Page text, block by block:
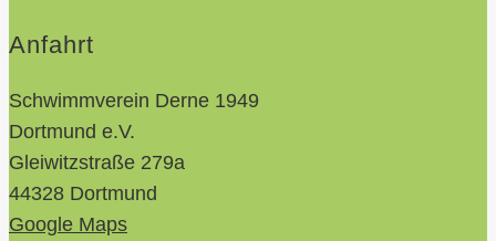
Anfahrt
Schwimmverein Derne 1949
Dortmund e.V.
Gleiwitzstraße 279a
44328 Dortmund
Google Maps